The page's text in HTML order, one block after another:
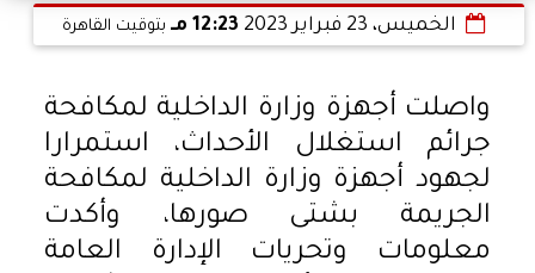
الخميس، 23 فبراير 2023 12:23 مـ بتوقيت القاهرة
واصلت أجهزة وزارة الداخلية لمكافحة
جرائم استغلال الأحداث، استمرارا
لجهود أجهزة وزارة الداخلية لمكافحة
الجريمة بشتى صورها، وأكدت
معلومات وتحريات الإدارة العامة